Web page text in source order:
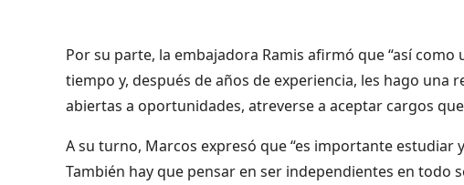
Por su parte, la embajadora Ramis afirmó que “así
tiempo y, después de años de experiencia, les hago
abiertas a oportunidades, atreverse a aceptar cargos
A su turno, Marcos expresó que “es importante
También hay que pensar en ser independientes en todo